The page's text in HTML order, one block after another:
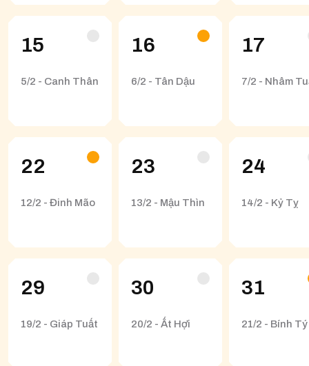
15
5/2 - Canh Thân
16
6/2 - Tân Dậu
17
7/2 - Nhâm
22
12/2 - Đinh Mão
23
13/2 - Mậu Thìn
24
14/2 - Kỷ Tỵ
29
19/2 - Giáp Tuất
30
20/2 - Ất Hợi
31
21/2 - Bính Tý